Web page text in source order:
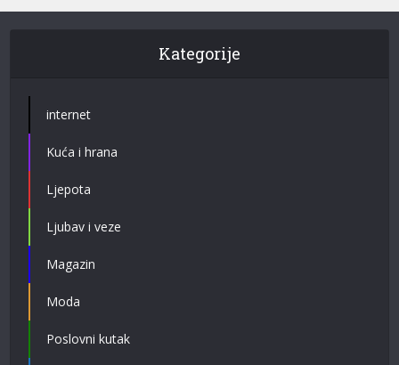
Kategorije
internet
Kuća i hrana
Ljepota
Ljubav i veze
Magazin
Moda
Poslovni kutak